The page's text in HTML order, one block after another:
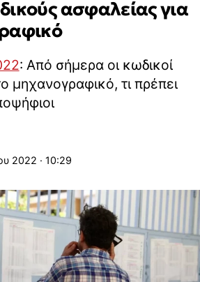
ασφαλείας για
: Από σήμερα οι κωδικοί
μηχανογραφικό, τι πρέπει
2022 · 10:29